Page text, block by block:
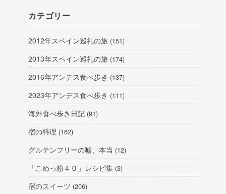
カテゴリー
2012年スペイン巡礼の旅 (151)
2013年スペイン巡礼の旅 (174)
2016年アンデス食べ歩き (137)
2023年アンデス食べ歩き (111)
海外食べ歩き日記 (91)
宿の料理 (162)
グルテンフリーの嘘、本当 (12)
「こめっ粉４０」レシピ集 (3)
宿のスイーツ (206)